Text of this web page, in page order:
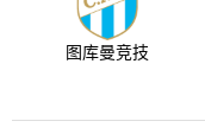
图库曼竞技